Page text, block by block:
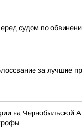
судом по
за лучшие
на